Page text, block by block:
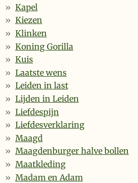
Kapel
Kiezen
Klinken
Koning Gorilla
Kuis
Laatste wens
Leiden in last
Lijden in Leiden
Liefdespijn
Liefdesverklaring
Maagd
Maagdenburger halve bollen
Maatkleding
Madam en Adam